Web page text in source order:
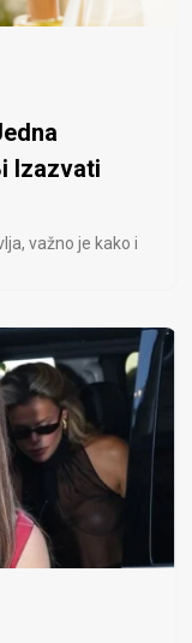
Izazvati
važno je kako i